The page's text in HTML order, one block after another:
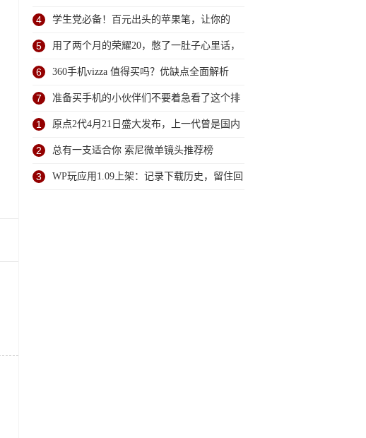
商务职业学校考察调研
4 学生党必备！百元出头的苹果笔，让你的
iPad成为学习神器
5 用了两个月的荣耀20，憋了一肚子心里话，
今天终于一吐为快
6 360手机vizza 值得买吗？优缺点全面解析
7 准备买手机的小伙伴们不要着急看了这个排
行榜再决定买哪款手机吧
1 原点2代4月21日盛大发布，上一代曾是国内
最具设计感的手机
2 总有一支适合你 索尼微单镜头推荐榜
3 WP玩应用1.09上架：记录下载历史，留住回